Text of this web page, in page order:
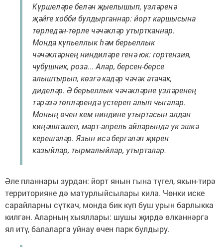
Күршеләре белән җыелышып, үзләренә
җәйге хобби булдырганнар: йорт каршысына
төрледән-төрле чәчәкләр утыртканнар.
Монда күпьеллык һәм берьеллык
чәчәкләрнең ниндиләре генә юк: гортензия,
чубушник, роза... Алар, берсен-берсе
алыштырып, көзгә кадәр чәчәк атачак,
диделәр. Ә берьеллык чәчәкләрне үзләренең
тәрәзә төпләрендә үстереп алып чыгалар.
Моның өчен кем ниндине утыртасын алдан
киңәшләшеп, март-апрель айларында ук эшкә
керешәләр. Язын исә бергәләп җирен
казыйлар, тырмалыйлар, утырталар.
Әле планнары зурдан: йорт янын гына түгел, якын-тирә
территорияне дә матурлыйсылары килә. Чөнки иске
сарайларны сүткәч, монда бик күп буш урын барлыкка
килгән. Аларның хыяллары: шушы җирдә өлкәннәргә
ял итү, балаларга уйнау өчен парк булдыру.